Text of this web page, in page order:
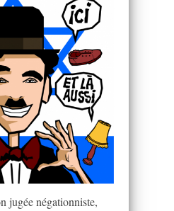
jugée négationniste,